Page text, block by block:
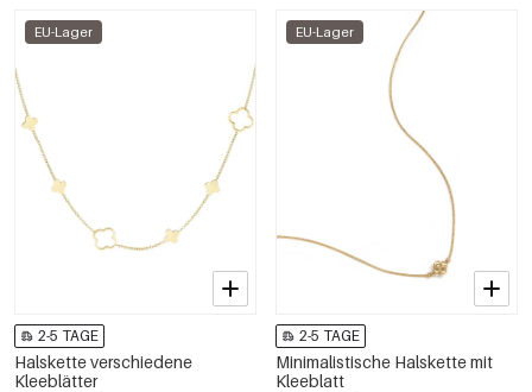
EU-Lager
2-5 TAGE
Halskette verschiedene
Kleeblätter
EU-Lager
2-5 TAGE
Minimalistische Halskette mit
Kleeblatt